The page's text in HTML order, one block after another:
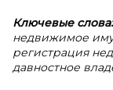
Ключевые
недвижимое
регистрация
давностное